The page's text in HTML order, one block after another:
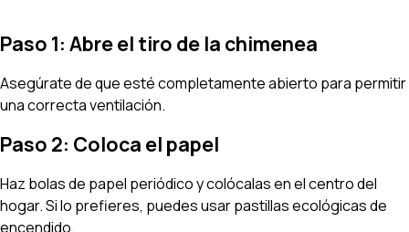
Paso 1: Abre el tiro de la chimenea
Asegúrate de que esté completamente abierto para permitir
una correcta ventilación.
Paso 2: Coloca el papel
Haz bolas de papel periódico y colócalas en el centro del
hogar. Si lo prefieres, puedes usar pastillas ecológicas de
encendido.